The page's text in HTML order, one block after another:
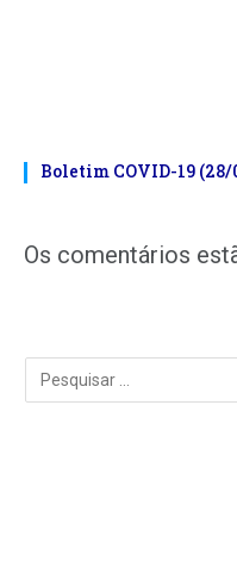
Boletim COVID-19
Os comentários